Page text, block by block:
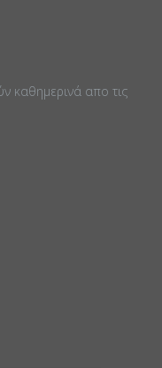
καθημερινά απο τις